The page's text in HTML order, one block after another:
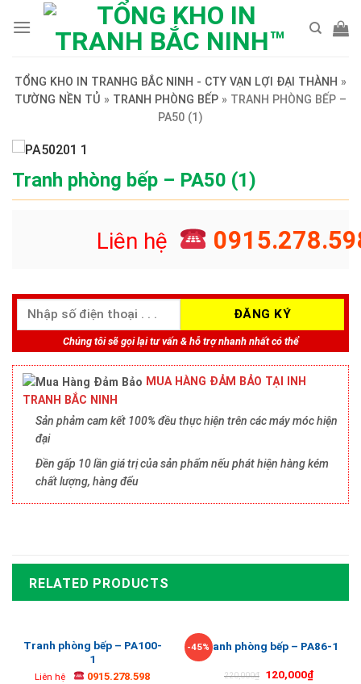
TỔNG KHO IN TRANHG BẮC NINH - CTY VẠN LỢI ĐẠI THÀNH »
TƯỜNG NỀN TỦ » TRANH PHÒNG BẾP » TRANH PHÒNG BẾP –
PA50 (1)
Tranh phòng bếp – PA50 (1)
Liên hệ
Chúng tôi sẽ gọi lại tư vấn & hỗ trợ nhanh nhất có thể
MUA HÀNG ĐẢM BẢO TẠI INH
TRANH BẮC NINH
Sản phảm cam kết 100% đều thực hiện trên các máy móc hiện
đại
Đền gấp 10 lần giá trị của sản phẩm nếu phát hiện hàng kém
chất lượng, hàng đểu
RELATED PRODUCTS
Tranh phòng bếp – PA100-
1
Liên hệ 0915.278.598
-45%Tranh phòng bếp – PA86-1
220,000₫ 120,000₫